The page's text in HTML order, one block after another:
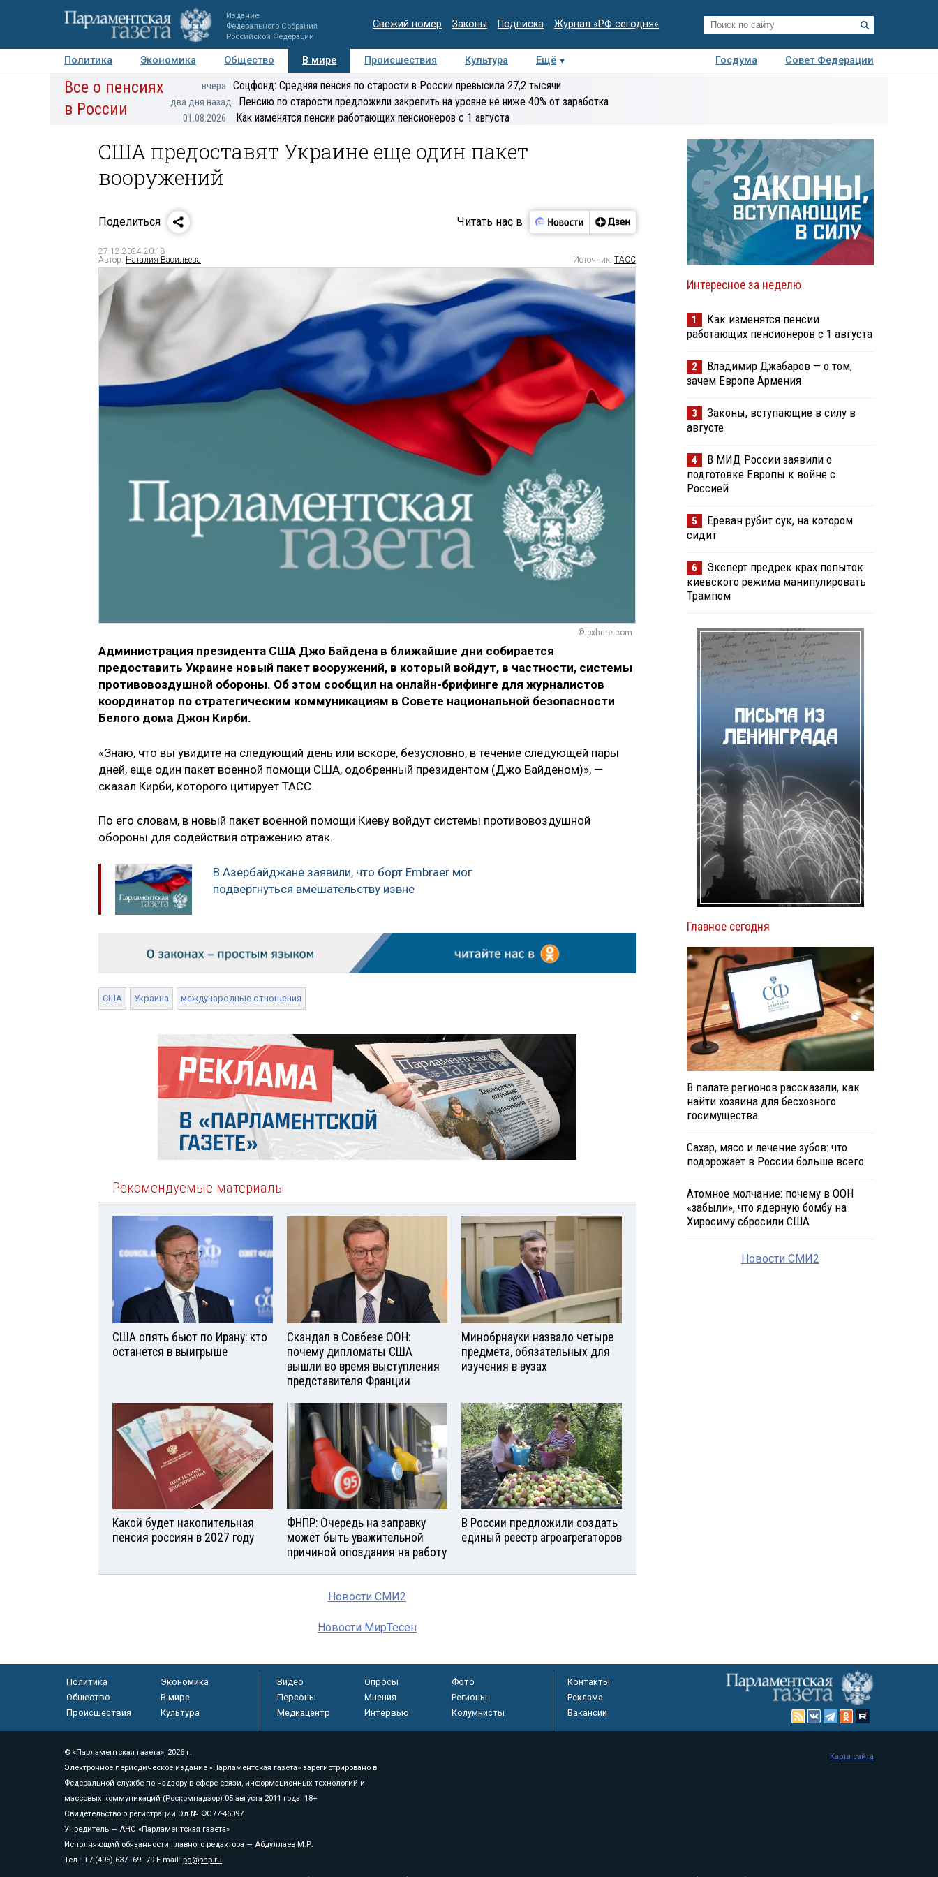
Издание
Федерального Собрания
Российской Федерации
Свежий номер Законы Подписка Журнал «РФ сегодня»
Политика Экономика Общество В мире Происшествия Культура Ещё Госдума
Совет Федерации
Авторы Персоны Мнения Регионы Медиацентр Интервью Колумнисты
экспертиза
Все о пенсиях
в России
вчера Соцфонд: Средняя пенсия по старости в России превысила 27,2 тысячи
два дня назад Пенсию по старости предложили закрепить на уровне не ниже 40% от заработка
01.08.2026 Как изменятся пенсии работающих пенсионеров с 1 августа
США предоставят Украине еще один пакет
вооружений
Поделиться Читать нас в
27.12.2024 20:18
Автор: Наталия Васильева Источник: ТАСС
© pxhere.com
Администрация президента США Джо Байдена в ближайшие дни собирается
предоставить Украине новый пакет вооружений, в который войдут, в частности, системы
противовоздушной обороны. Об этом сообщил на онлайн-брифинге для журналистов
координатор по стратегическим коммуникациям в Совете национальной безопасности
Белого дома Джон Кирби.
«Знаю, что вы увидите на следующий день или вскоре, безусловно, в течение следующей пары
дней, еще один пакет военной помощи США, одобренный президентом (Джо Байденом)», —
сказал Кирби, которого цитирует ТАСС.
По его словам, в новый пакет военной помощи Киеву войдут системы противовоздушной
обороны для содействия отражению атак.
В Азербайджане заявили, что борт Embraer мог
подвергнуться вмешательству извне
США Украина международные отношения
Рекомендуемые материалы
США опять бьют по Ирану: кто
останется в выигрыше
Скандал в Совбезе ООН:
почему дипломаты США
вышли во время выступления
представителя Франции
Минобрнауки назвало четыре
предмета, обязательных для
изучения в вузах
Какой будет накопительная
пенсия россиян в 2027 году
ФНПР: Очередь на заправку
может быть уважительной
причиной опоздания на работу
В России предложили создать
единый реестр агроагрегаторов
Новости СМИ2
Новости МирТесен
Интересное за неделю
1
Как изменятся пенсии
работающих пенсионеров с 1 августа
2
Владимир Джабаров — о том,
зачем Европе Армения
3
Законы, вступающие в силу в
августе
4
В МИД России заявили о
подготовке Европы к войне с
Россией
5
Ереван рубит сук, на котором
сидит
6
Эксперт предрек крах попыток
киевского режима манипулировать
Трампом
Главное сегодня
В палате регионов рассказали, как
найти хозяина для бесхозного
госимущества
Сахар, мясо и лечение зубов: что
подорожает в России больше всего
Атомное молчание: почему в ООН
«забыли», что ядерную бомбу на
Хиросиму сбросили США
Новости СМИ2
Политика
Экономика
Общество
В мире
Происшествия
Культура
Видео Опросы
Фото
Персоны
Мнения
Регионы
Медиацентр
Интервью Колумнисты
Контакты
Реклама
Вакансии
© «Парламентская газета», 2026 г.
Электронное периодическое издание «Парламентская газета» зарегистрировано в
Федеральной службе по надзору в сфере связи, информационных технологий и
массовых коммуникаций (Роскомнадзор) 05 августа 2011 года. 18+
Свидетельство о регистрации Эл № ФС77-46097
Учредитель — АНО «Парламентская газета»
Исполняющий обязанности главного редактора — Абдуллаев М.Р.
Тел.: +7 (495) 637–69–79 E-mail: pg@pnp.ru
Карта сайта